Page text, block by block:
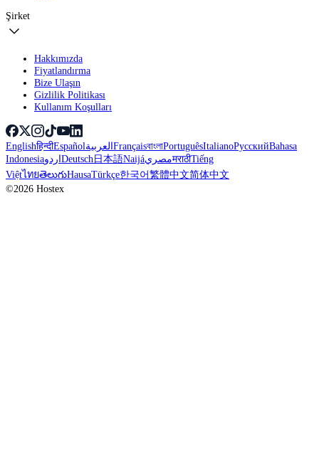
Şirket
Hakkımızda
Fiyatlandırma
Bize Ulaşın
Gizlilik Politikası
Kullanım Koşulları
Englishहिन्दीEspañolالعربيةFrançaisবাংলাPortuguêsItalianoРусскийBahasa
IndonesiaاردوDeutsch日本語NaijáمصريमराठीTiếng
ViệtไทยతెలుగుHausaTürkçe한국어繁體中文简体中文
©2026 Hostex